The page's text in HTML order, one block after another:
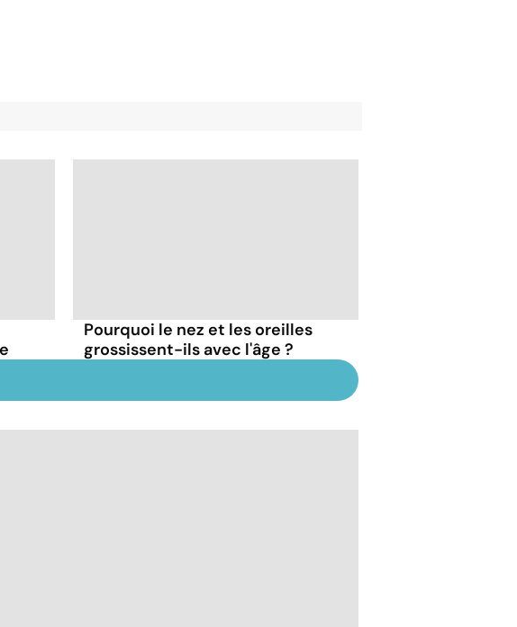
Pourquoi le nez et les oreilles
grossissent-ils avec l'âge ?